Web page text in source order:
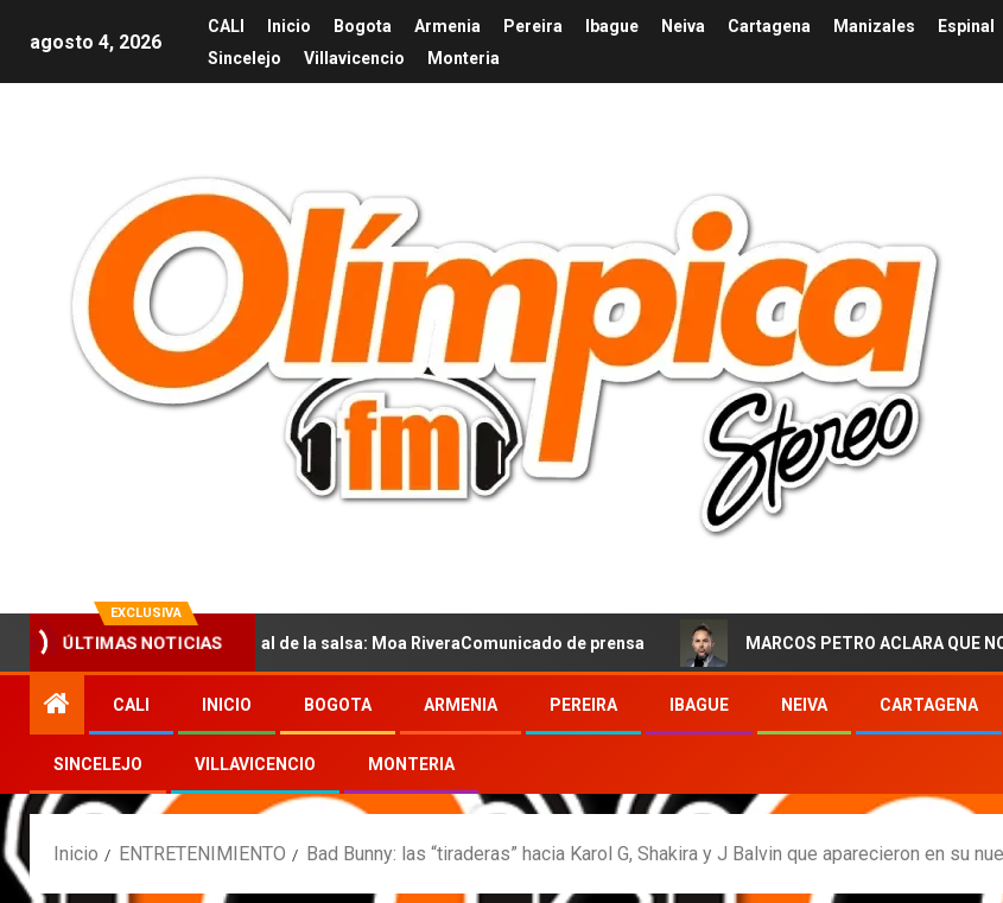
agosto 4, 2026
CALI Inicio Bogota Armenia Pereira Ibague Neiva Cartagena Manizales
Espinal
Sincelejo
Villavicencio Monteria
EXCLUSIVA
ÚLTIMAS NOTICIAS
la nueva voz sensual de la salsa: Moa RiveraComunicado de prensa MARCOS PETRO ACLARA QUE NO TUVO
CALI INICIO BOGOTA ARMENIA PEREIRA IBAGUE NEIVA CARTAGENA
SINCELEJO VILLAVICENCIO MONTERIA
Inicio ENTRETENIMIENTO Bad Bunny: las “tiraderas” hacia Karol G, Shakira y J Balvin que aparecieron en su